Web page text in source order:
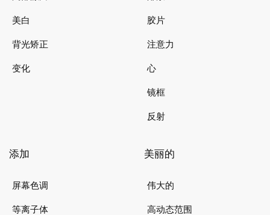
美白
背光矫正
变化
胶片
注意力
心
镜框
反射
添加
屏幕色调
等离子体
美丽的
伟大的
高动态范围